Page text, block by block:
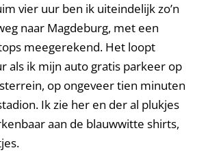
vier uur ben ik uiteindelijk zo’n
naar Magdeburg, met een
meegerekend. Het loopt
als ik mijn auto gratis parkeer op
op ongeveer tien minuten
Ik zie her en der al plukjes
aan de blauwwitte shirts,